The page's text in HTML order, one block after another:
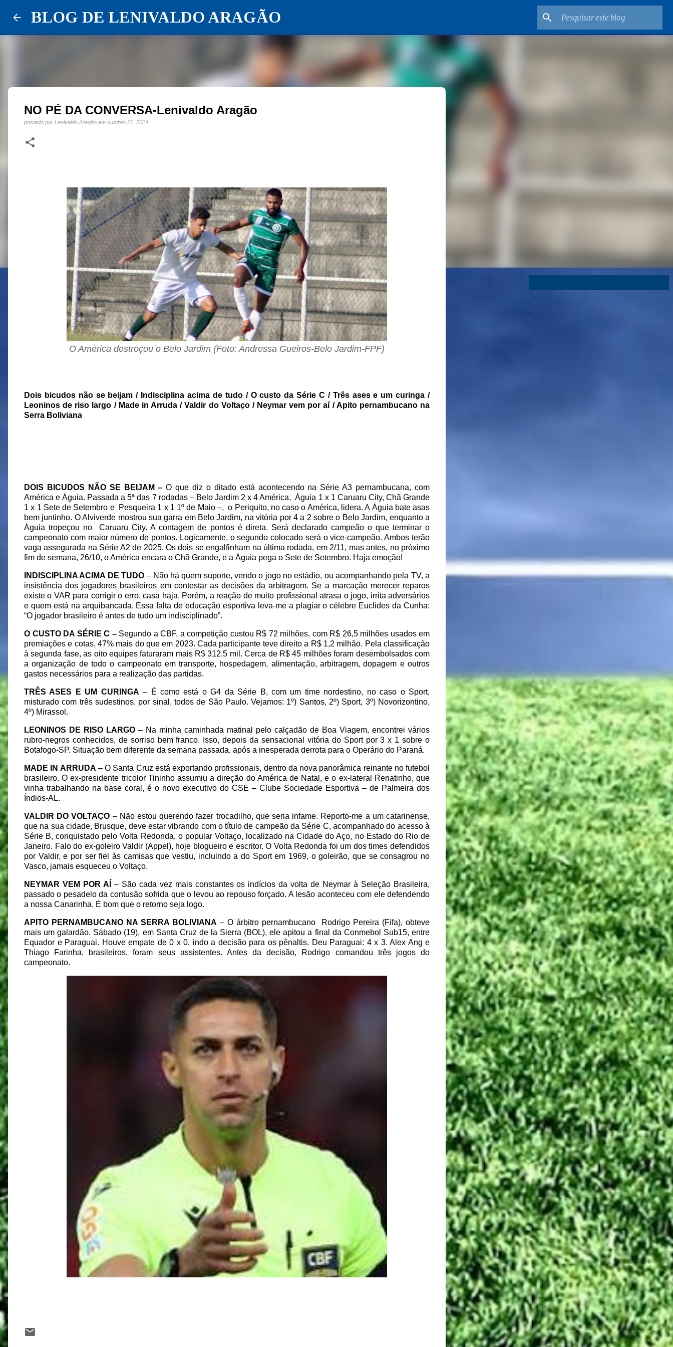
BLOG DE LENIVALDO ARAGÃO
NO PÉ DA CONVERSA-Lenivaldo Aragão
postado por Lenivaldo Aragão em outubro 21, 2024
O América destroçou o Belo Jardim (Foto: Andressa Gueiros-Belo Jardim-FPF)
Dois bicudos não se beijam / Indisciplina acima de tudo / O custo da Série C / Três ases e um curinga /
Leoninos de riso largo / Made in Arruda / Valdir do Voltaço / Neymar vem por aí / Apito pernambucano na
Serra Boliviana
DOIS BICUDOS NÃO SE BEIJAM –O que diz o ditado está acontecendo na Série A3 pernambucana, com
América e Águia. Passada a 5ª das 7 rodadas – Belo Jardim 2 x 4 América, Águia 1 x 1 Caruaru City, Chã Grande
1 x 1 Sete de Setembro e Pesqueira 1 x 1 1º de Maio –, o Periquito, no caso o América, lidera. A Águia bate asas
bem juntinho. O Alviverde mostrou sua garra em Belo Jardim, na vitória por 4 a 2 sobre o Belo Jardim, enquanto a
Águia tropeçou no
Caruaru City. A contagem de pontos é direta. Será declarado campeão o que terminar o
campeonato com maior número de pontos. Logicamente, o segundo colocado será o vice-campeão. Ambos terão
vaga assegurada na Série A2 de 2025. Os dois se engalfinham na última rodada, em 2/11, mas antes, no próximo
fim de semana, 26/10, o América encara o Chã Grande, e a Águia pega o Sete de Setembro. Haja emoção!
INDISCIPLINA ACIMA DE TUDO– Não há quem suporte, vendo o jogo no estádio, ou acompanhando pela TV, a
insistência dos jogadores brasileiros em contestar as decisões da arbitragem. Se a marcação merecer reparos
existe o VAR para corrigir o erro, casa haja. Porém, a reação de muito profissional atrasa o jogo, irrita adversários
e quem está na arquibancada. Essa falta de educação esportiva leva-me a plagiar o célebre Euclides da Cunha:
“O jogador brasileiro é antes de tudo um indisciplinado”.
O CUSTO DA SÉRIE C – Segundo a CBF, a competição custou R$ 72 milhões, com R$ 26,5 milhões usados em
premiações e cotas, 47% mais do que em 2023. Cada participante teve direito a R$ 1,2 milhão. Pela classificação
à segunda fase, as oito equipes faturaram mais R$ 312,5 mil. Cerca de R$ 45 milhões foram desembolsados com
a organização de todo o campeonato em transporte, hospedagem, alimentação, arbitragem, dopagem e outros
gastos necessários para a realização das partidas.
TRÊS ASES E UM CURINGA – É como está o G4 da Série B, com um time nordestino, no caso o Sport,
misturado com três sudestinos, por sinal, todos de São Paulo. Vejamos: 1º) Santos, 2º) Sport, 3º) Novorizontino,
4º) Mirassol.
LEONINOS DE RISO LARGO – Na minha caminhada matinal pelo calçadão de Boa Viagem, encontrei vários
rubro-negros conhecidos, de sorriso bem franco. Isso, depois da sensacional vitória do Sport por 3 x 1 sobre o
Botafogo-SP. Situação bem diferente da semana passada, após a inesperada derrota para o Operário do Paraná.
MADE IN ARRUDA – O Santa Cruz está exportando profissionais, dentro da nova panorâmica reinante no futebol
brasileiro. O ex-presidente tricolor Tininho assumiu a direção do América de Natal, e o ex-lateral Renatinho, que
vinha trabalhando na base coral, é o novo executivo do CSE – Clube Sociedade Esportiva – de Palmeira dos
Índios-AL.
VALDIR DO VOLTAÇO – Não estou querendo fazer trocadilho, que seria infame. Reporto-me a um catarinense,
que na sua cidade, Brusque, deve estar vibrando com o título de campeão da Série C, acompanhado do acesso à
Série B, conquistado pelo Volta Redonda, o popular Voltaço, localizado na Cidade do Aço, no Estado do Rio de
Janeiro. Falo do ex-goleiro Valdir (Appel), hoje blogueiro e escritor. O Volta Redonda foi um dos times defendidos
por Valdir, e por ser fiel às camisas que vestiu, incluindo a do Sport em 1969, o goleirão, que se consagrou no
Vasco, jamais esqueceu o Voltaço.
NEYMAR VEM POR AÍ
– São cada vez mais constantes os indícios da volta de Neymar à Seleção Brasileira,
passado o pesadelo da contusão sofrida que o levou ao repouso forçado. A lesão aconteceu com ele defendendo
a nossa Canarinha. É bom que o retorno seja logo.
APITO PERNAMBUCANO NA SERRA BOLIVIANA – O árbitro pernambucano
Rodrigo Pereira (Fifa), obteve
mais um galardão. Sábado (19), em Santa Cruz de la Sierra (BOL), ele apitou a final da Conmebol Sub15, entre
Equador e Paraguai. Houve empate de 0 x 0, indo a decisão para os pênaltis. Deu Paraguai: 4 x 3. Alex Ang e
Thiago Farinha, brasileiros, foram seus assistentes. Antes da decisão, Rodrigo comandou três jogos do
campeonato.